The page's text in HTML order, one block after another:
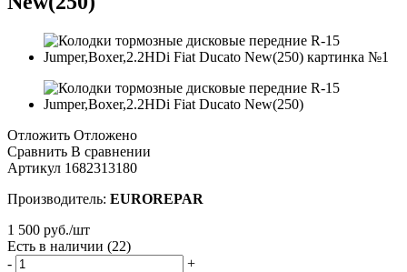
Отложить Отложено
Сравнить В сравнении
Артикул 1682313180
Производитель: EUROREPAR
1 500 руб./шт
Есть в наличии (22)
-
+